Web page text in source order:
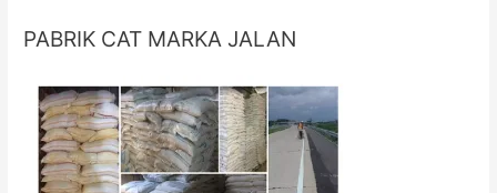
PABRIK CAT MARKA JALAN